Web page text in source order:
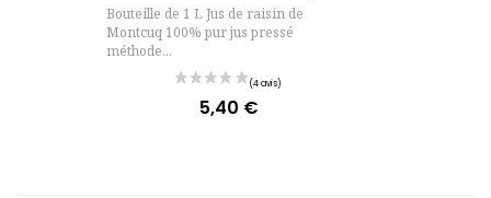
Bouteille de 1 L Jus de raisin de
Montcuq 100% pur jus pressé
méthode...
Prix
5,40 €